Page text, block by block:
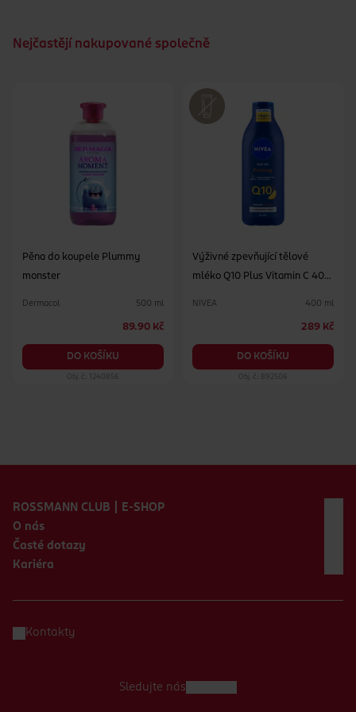
Nejčastějí nakupované společně
Pěna do koupele Plummy
monster
Dermacol 500 ml
89.90 Kč
DO KOŠÍKU
Obj. č.: 1240856
Výživné zpevňující tělové
mléko Q10 Plus Vitamin C 400
NIVEA 400 ml
289 Kč
DO KOŠÍKU
Obj. č.: 892506
ROSSMANN CLUB | E-SHOP
O nás
Časté dotazy
Kariéra
Kontakty
Sledujte nás